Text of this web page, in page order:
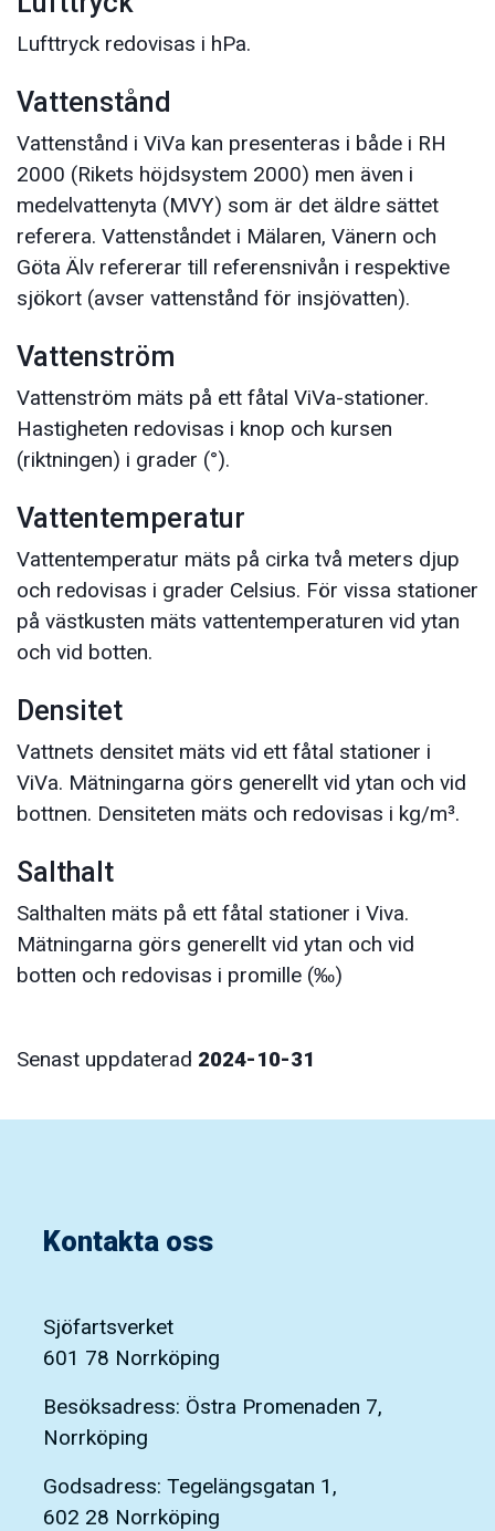
Lufttryck redovisas i hPa.
Vattenstånd
Vattenstånd i ViVa kan presenteras i både i RH
2000 (Rikets höjdsystem 2000) men även i
medelvattenyta (MVY) som är det äldre sättet
referera. Vattenståndet i Mälaren, Vänern och
Göta Älv refererar till referensnivån i respektive
sjökort (avser vattenstånd för insjövatten).
Vattenström
Vattenström mäts på ett fåtal ViVa-stationer.
Hastigheten redovisas i knop och kursen
(riktningen) i grader (°).
Vattentemperatur
Vattentemperatur mäts på cirka två meters djup
och redovisas i grader Celsius. För vissa stationer
på västkusten mäts vattentemperaturen vid ytan
och vid botten.
Densitet
Vattnets densitet mäts vid ett fåtal stationer i
ViVa. Mätningarna görs generellt vid ytan och vid
bottnen. Densiteten mäts och redovisas i kg/m³.
Salthalt
Salthalten mäts på ett fåtal stationer i Viva.
Mätningarna görs generellt vid ytan och vid
botten och redovisas i promille (‰)
Senast uppdaterad 2024-10-31
Kontakta oss
Sjöfartsverket
601 78 Norrköping
Besöksadress: Östra Promenaden 7,
Norrköping
Godsadress: Tegelängsgatan 1,
602 28 Norrköping